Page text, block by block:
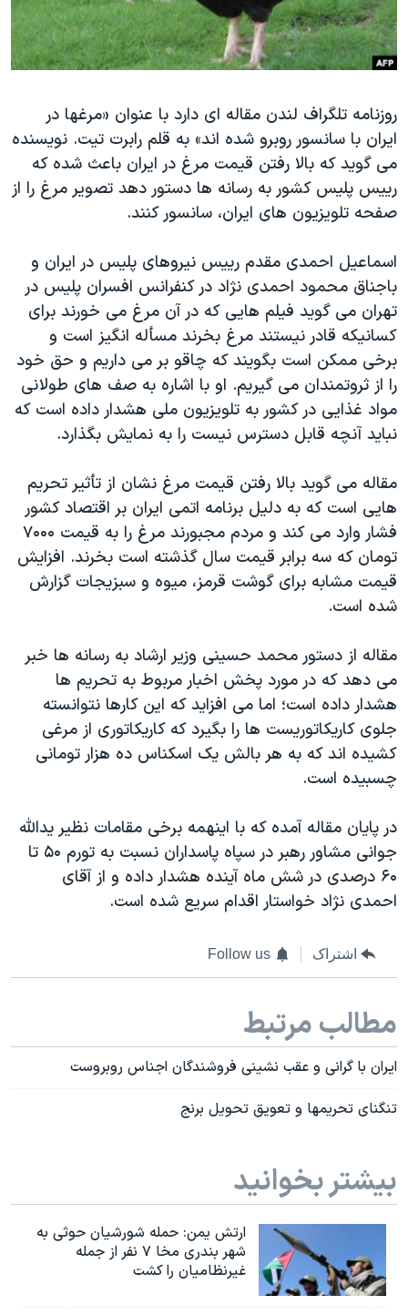
فرهنگ و زندگی
حقوق شهروندی
علم و فناوری
اسرائیل در جنگ
گالری عکس
آرشیو پخش زنده
مستندها
انتخابات ریاست جمهوری آمریکا ۲۰۲۴
رمز مهسا
ورزش زنان در ایران
اعتراضات زن، زندگی، آزادی
مجموعه مستندهای دادخواهی
دادگاه حمید نوری
چهل سال گروگان‌گیری
قانون شفافیت دارائی کادر رهبری ایران
اعتراضات مردمی آبان ۹۸
اسرائیل در جنگ
نرگس محمدی برنده جایزه نوبل صلح
همایش محافظه‌کاران آمریکا «سی‌پک»
صفحه‌های ویژه
سفر پرزیدنت ترامپ به چین
دنبال کنید
زبانهای مختلف
روزنامه تلگراف لندن مقاله ای دارد با عنوان «مرغها در
ايران با سانسور روبرو شده اند» به قلم رابرت تيت. نويسنده
می گويد که بالا رفتن قيمت مرغ در ايران باعث شده که
رييس پليس کشور به رسانه ها دستور دهد تصوير مرغ را از
صفحه تلويزيون های ايران، سانسور کنند.
اسماعيل احمدی مقدم رييس نيروهای پليس در ايران و
باجناق محمود احمدی نژاد در کنفرانس افسران پليس در
تهران می گويد فيلم هايی که در آن مرغ می خورند برای
کسانیکه قادر نيستند مرغ بخرند مسأله انگيز است و
برخی ممکن است بگويند که چاقو بر می داريم و حق خود
را از ثروتمندان می گيريم. او با اشاره به صف های طولانی
مواد غذايی در کشور به تلويزيون ملی هشدار داده است که
نبايد آنچه قابل دسترس نيست را به نمايش بگذارد.
مقاله می گويد بالا رفتن قيمت مرغ نشان از تأثير تحريم
هايی است که به دليل برنامه اتمی ايران بر اقتصاد کشور
فشار وارد می کند و مردم مجبورند مرغ را به قيمت ۷۰۰۰
تومان که سه برابر قيمت سال گذشته است بخرند. افزايش
قيمت مشابه برای گوشت قرمز، ميوه و سبزيجات گزارش
شده است.
مقاله از دستور محمد حسينی وزير ارشاد به رسانه ها خبر
می دهد که در مورد پخش اخبار مربوط به تحريم ها
هشدار داده است؛ اما می افزايد که اين کارها نتوانسته
جلوی کاریکاتوريست ها را بگيرد که کاریکاتوری از مرغی
کشيده اند که به هر بالش يک اسکناس ده هزار تومانی
چسبيده است.
در پايان مقاله آمده که با اينهمه برخی مقامات نظير يدالله
جوانی مشاور رهبر در سپاه پاسداران نسبت به تورم ۵۰ تا
۶۰ درصدی در شش ماه آينده هشدار داده و از آقای
احمدی نژاد خواستار اقدام سريع شده است.
اشتراک Follow us
مطالب مرتبط
ایران با گرانی و عقب نشینی فروشندگان اجناس روبروست
تنگنای تحریمها و تعویق تحویل برنج
بیشتر بخوانید
ارتش یمن: حمله شورشیان حوثی به
شهر بندری مخا ۷ نفر از جمله
غیرنظامیان را کشت